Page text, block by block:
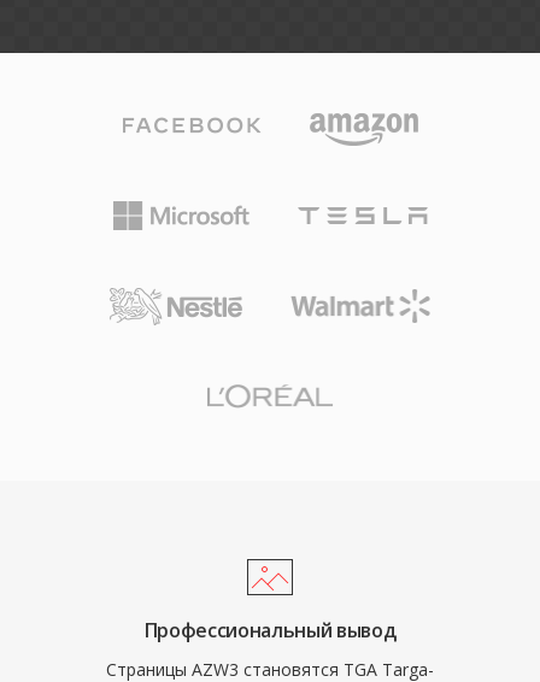
Профессиональный вывод
Страницы AZW3 становятся TGA Targa-